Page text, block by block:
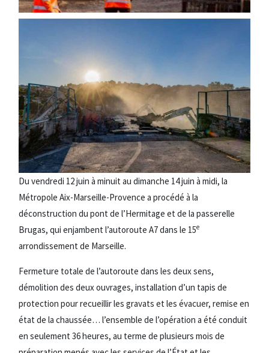
Du vendredi 12 juin à minuit au dimanche 14 juin à midi, la
Métropole Aix-Marseille-Provence a procédé à la
déconstruction du pont de l’Hermitage et de la passerelle
Brugas, qui enjambent l’autoroute A7 dans le 15e
arrondissement de Marseille.
Fermeture totale de l’autoroute dans les deux sens,
démolition des deux ouvrages, installation d’un tapis de
protection pour recueillir les gravats et les évacuer, remise en
état de la chaussée… l’ensemble de l’opération a été conduit
en seulement 36 heures, au terme de plusieurs mois de